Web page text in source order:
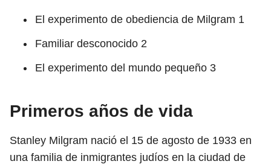
El experimento de obediencia de Milgram 1
Familiar desconocido 2
El experimento del mundo pequeño 3
Primeros años de vida
Stanley Milgram nació el 15 de agosto de 1933 en
una familia de inmigrantes judíos en la ciudad de